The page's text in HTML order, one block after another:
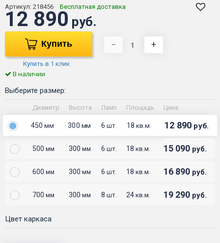
Артикул: 218456 Бесплатная доставка
12 890 руб.
Купить
Купить в 1 клик
− +
В наличии
Выберите размер:
Диаметр Высота Ламп Площадь Цена
450мм 300 мм 6 шт. 18кв.м. 12 890 руб.
500 мм 300 мм 6 шт. 18 кв.м. 15 090 руб.
600 мм 300 мм 6 шт. 18 кв.м. 16 890 руб.
700 мм 300 мм 8 шт. 24 кв.м. 19 290 руб.
Цвет каркаса